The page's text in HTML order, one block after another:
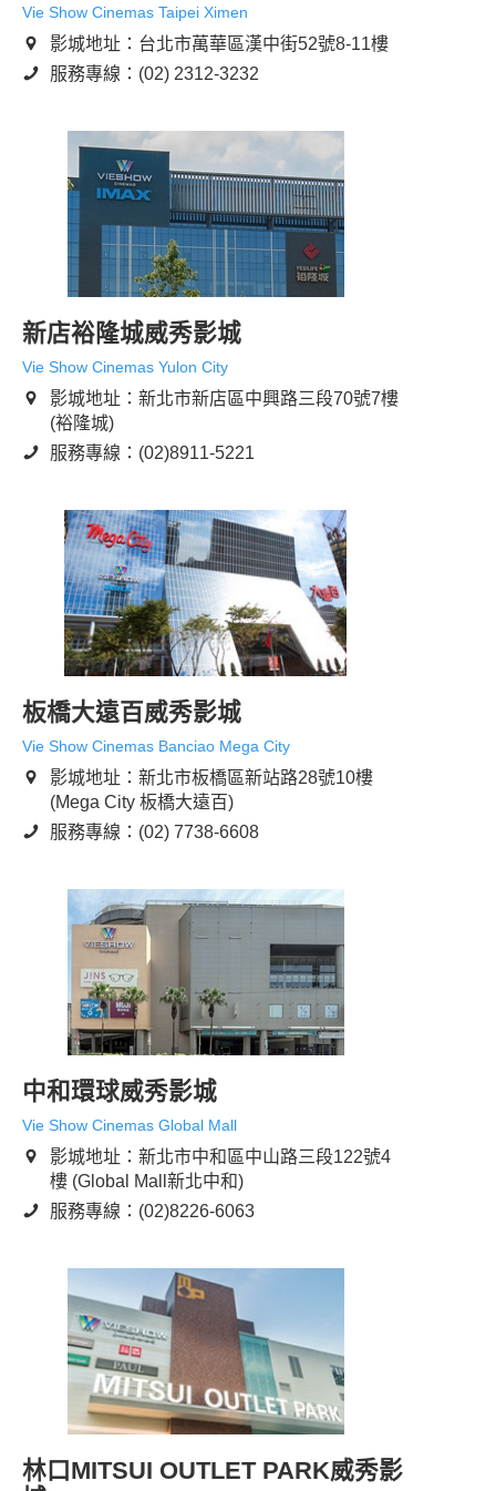
Vie Show Cinemas Taipei Ximen
影城地址：台北市萬華區漢中街52號8-11樓
服務專線：(02) 2312-3232
新店裕隆城威秀影城
Vie Show Cinemas Yulon City
影城地址：新北市新店區中興路三段70號7樓
(裕隆城)
服務專線：(02)8911-5221
板橋大遠百威秀影城
Vie Show Cinemas Banciao Mega City
影城地址：新北市板橋區新站路28號10樓
(Mega City 板橋大遠百)
服務專線：(02) 7738-6608
中和環球威秀影城
Vie Show Cinemas Global Mall
影城地址：新北市中和區中山路三段122號4
樓 (Global Mall新北中和)
服務專線：(02)8226-6063
林口MITSUI OUTLET PARK威秀影